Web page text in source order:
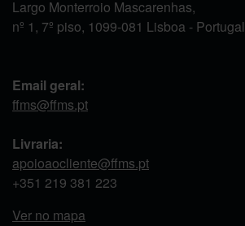
Largo Monterroio Mascarenhas,
nº 1, 7º piso, 1099-081 Lisboa - Portugal
Email geral:
ffms@ffms.pt
Livraria:
apoioaocliente@ffms.pt
+351 219 381 223
Ver no mapa